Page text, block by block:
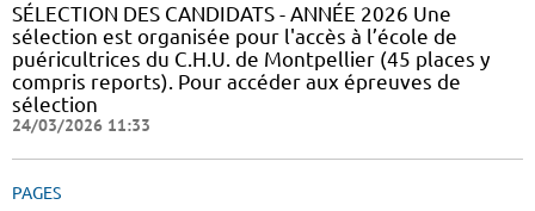
SÉLECTION DES CANDIDATS - ANNÉE 2026 Une
sélection est organisée pour l'accès à l’école de
puéricultrices du C.H.U. de Montpellier (45 places y
compris reports). Pour accéder aux épreuves de
sélection
24/03/2026 11:33
PAGES